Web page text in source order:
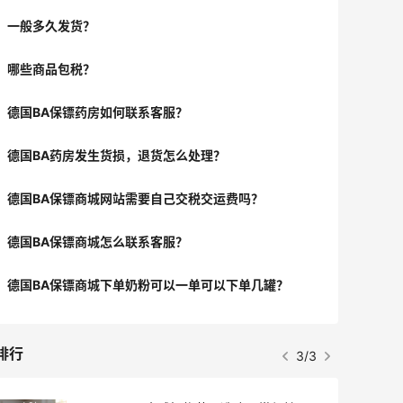
一般多久发货？
哪些商品包税？
德国BA保镖药房如何联系客服？
德国BA药房发生货损，退货怎么处理？
德国BA保镖商城网站需要自己交税交运费吗？
德国BA保镖商城怎么联系客服？
德国BA保镖商城下单奶粉可以一单可以下单几罐？
行 3/3